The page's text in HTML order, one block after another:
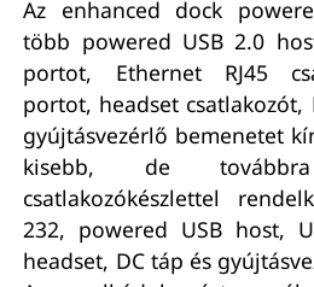
Az enhanced dock
több powered USB 2.0
portot, Ethernet RJ45
portot, headset csatlakozót,
gyújtásvezérlő bemenetet
kisebb, de
csatlakozókészlettel
232, powered USB host,
headset, DC táp és